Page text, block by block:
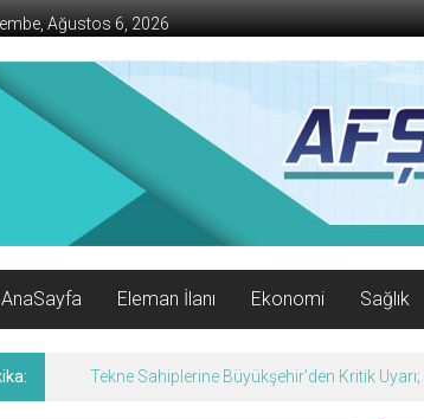
Ağustos 6, 2026
AnaSayfa
Eleman İlanı Ekonomi Sağlık
Tekne Sahiplerine Büyükşehir’den Kritik